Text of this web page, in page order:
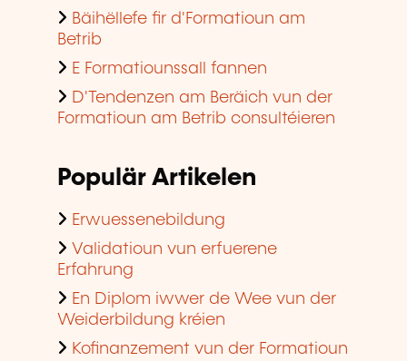
Bäihëllefe fir d'Formatioun am
Betrib
E Formatiounssall fannen
D'Tendenzen am Beräich vun der
Formatioun am Betrib consultéieren
Populär Artikelen
Erwuessenebildung
Validatioun vun erfuerene
Erfahrung
En Diplom iwwer de Wee vun der
Weiderbildung kréien
Kofinanzement vun der Formatioun